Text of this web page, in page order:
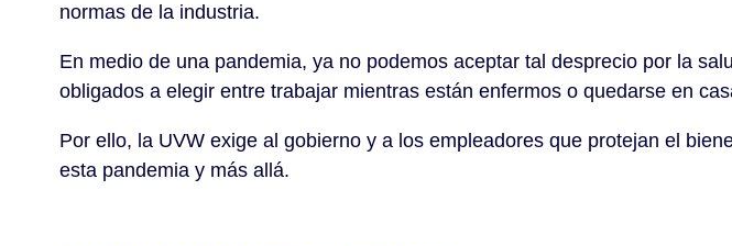
normas de la industria.
En medio de una pandemia, ya no podemos aceptar tal desprecio por la
obligados a elegir entre trabajar mientras están enfermos o quedarse en
Por ello, la UVW exige al gobierno y a los empleadores que protejan el
esta pandemia y más allá.